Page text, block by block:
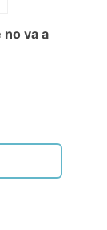
va a